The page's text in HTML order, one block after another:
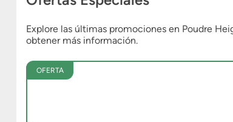
Explore las últimas promociones en Poudre
obtener más información.
OFERTA